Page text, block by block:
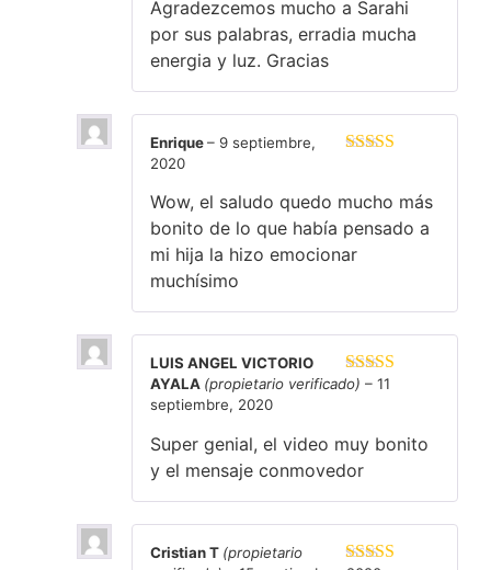
Agradezcemos mucho a Sarahi
por sus palabras, erradia mucha
energia y luz. Gracias
Enrique– 9 septiembre,
2020
Wow, el saludo quedo mucho más
bonito de lo que había pensado a
mi hija la hizo emocionar
muchísimo
Valorado en
LUIS ANGEL VICTORIO
AYALA (propietario verificado) – 11
septiembre, 2020
Super genial, el video muy bonito
y el mensaje conmovedor
Cristian T (propietario